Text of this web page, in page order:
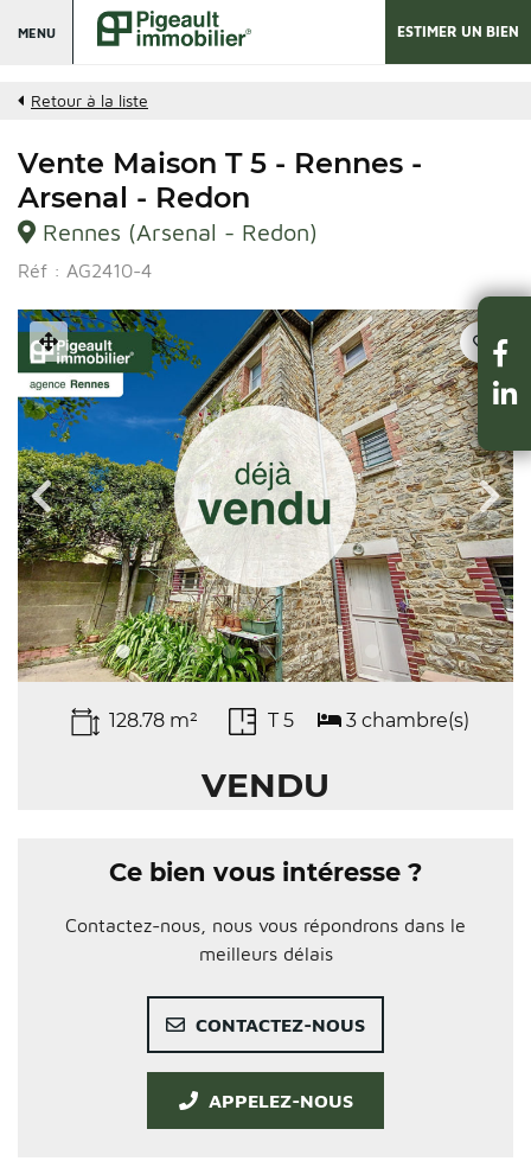
MENU ESTIMER UN BIEN
Retour à la liste
Vente Maison T 5 - Rennes -
Arsenal - Redon
Rennes (Arsenal - Redon)
Réf : AG2410-4
128.78 m² T 5 3 chambre(s)
VENDU
Ce bien vous intéresse ?
Contactez-nous, nous vous répondrons dans le
meilleurs délais
CONTACTEZ-NOUS
APPELEZ-NOUS